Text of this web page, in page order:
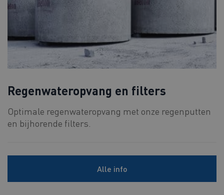
Regenwateropvang en filters
Optimale regenwateropvang met onze regenputten
en bijhorende filters.
Alle info